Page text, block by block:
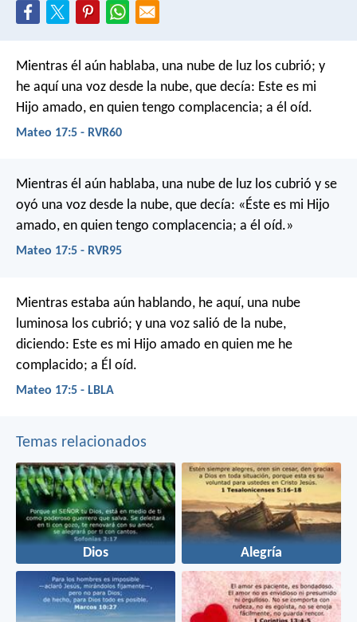
Mientras él aún hablaba, una nube de luz los cubrió; y
he aquí una voz desde la nube, que decía: Este es mi
Hijo amado, en quien tengo complacencia; a él oíd.
Mateo 17:5 - RVR60
Mientras él aún hablaba, una nube de luz los cubrió y se
oyó una voz desde la nube, que decía: «Éste es mi Hijo
amado, en quien tengo complacencia; a él oíd.»
Mateo 17:5 - RVR95
Mientras estaba aún hablando, he aquí, una nube
luminosa los cubrió; y una voz salió de la nube,
diciendo: Este es mi Hijo amado en quien me he
complacido; a Él oíd.
Mateo 17:5 - LBLA
Temas relacionados
Dios Alegría